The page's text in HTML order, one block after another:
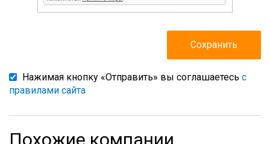
Нажимая кнопку «Отправить» вы соглашаетесь с
правилами сайта
Похожие компании